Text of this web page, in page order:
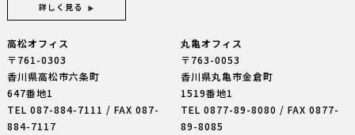
詳しく見る
高松オフィス
〒761-0303
香川県高松市六条町
647番地1
TEL 087-884-7111 / FAX 087-
884-7117
丸亀オフィス
〒763-0053
香川県丸亀市金倉町
1519番地1
TEL0877-89-8080 / FAX 0877-
89-8085